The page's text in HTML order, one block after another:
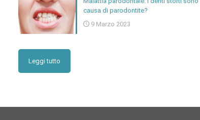
causa di parodontite?
9 Marzo 2023
Leggi tutto